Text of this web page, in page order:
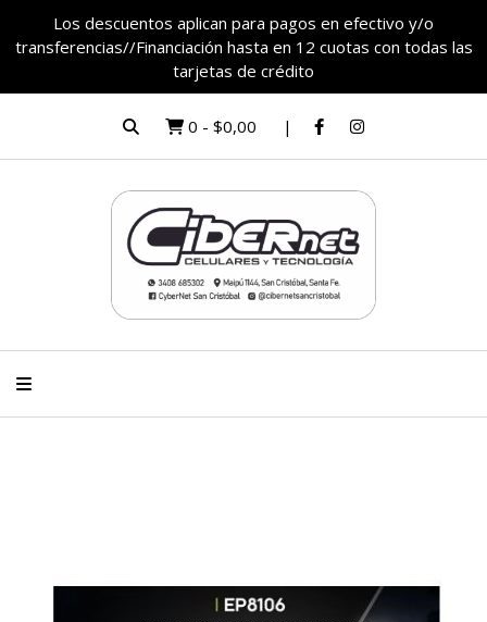
Los descuentos aplican para pagos en efectivo y/o
transferencias//Financiación hasta en 12 cuotas con todas las
tarjetas de crédito
0 - $0,00